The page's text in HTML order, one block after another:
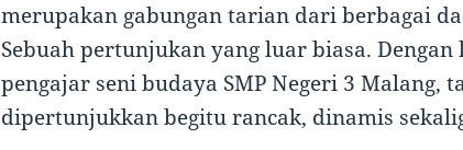
merupakan gabungan tarian dari berbagai
Sebuah pertunjukan yang luar biasa.
pengajar seni budaya SMP Negeri 3 Malang,
dipertunjukkan begitu rancak, dinamis